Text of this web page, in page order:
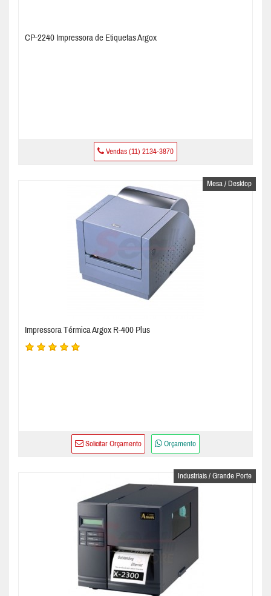
CP-2240 Impressora de Etiquetas Argox
Vendas (11) 2134-3870
Mesa / Desktop
Impressora Térmica Argox R-400 Plus
Solicitar Orçamento Orçamento
Industriais / Grande Porte